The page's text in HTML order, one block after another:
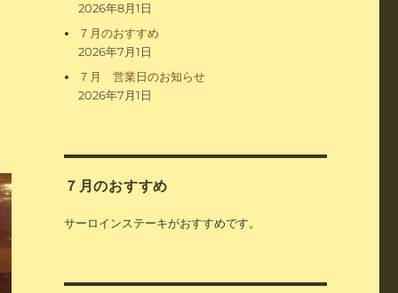
2026年8月1日
７月のおすすめ
2026年7月1日
７月 営業日のお知らせ
2026年7月1日
７月のおすすめ
サーロインステーキがおすすめです。